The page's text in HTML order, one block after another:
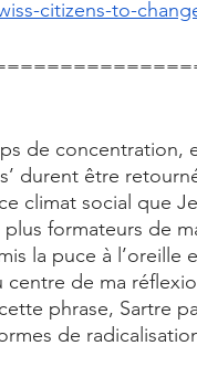
citizens-to-
de concentration,
durent être
climat social que
formateurs de
la puce à l’oreille
de ma
phrase, Sartre
de